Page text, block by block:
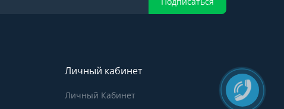
Личный кабинет
Личный Кабинет